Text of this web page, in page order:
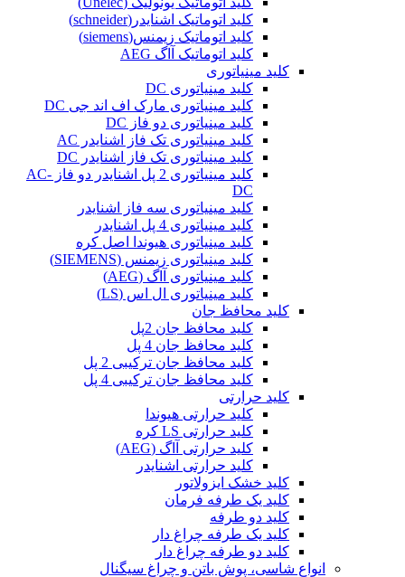
کلید اتوماتیک اشنایدر(schneider)
کلید اتوماتیک زیمنس(siemens)
کلید اتوماتیک آاگ AEG
کلید مینیاتوری
کلید مینیاتوری DC
کلید مینیاتوری مارک اف اند جی DC
کلید مینیاتوری دو فاز DC
کلید مینیاتوری تک فاز اشنایدر AC
کلید مینیاتوری تک فاز اشنایدر DC
کلید مینیاتوری 2 پل اشنایدر دو فاز AC-
DC
کلید مینیاتوری سه فاز اشنایدر
کلید مینیاتوری 4 پل اشنایدر
کلید مینیاتوری هیوندا اصل کره
کلید مینیاتوری زیمنس (SIEMENS)
کلید مینیاتوری آاگ (AEG)
کلید مینیاتوری ال اس (LS)
کلید محافظ جان
کلید محافظ جان 2پل
کلید محافظ جان 4 پل
کلید محافظ جان ترکیبی 2 پل
کلید محافظ جان ترکیبی 4 پل
کلید حرارتی
کلید حرارتی هیوندا
کلید حرارتی LS کره
کلید حرارتی آاگ (AEG)
کلید حرارتی اشنایدر
کلید خشک ایزولاتور
کلید یک طرفه فرمان
کلید دو طرفه
کلید یک طرفه چراغ دار
کلید دو طرفه چراغ دار
انواع شاسی، پوش باتن و چراغ سیگنال